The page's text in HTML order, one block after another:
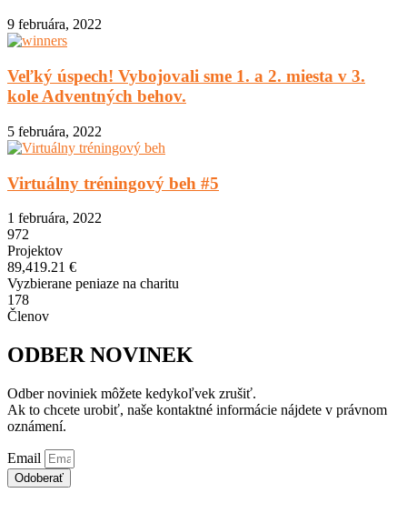
9 februára, 2022
Veľký úspech! Vybojovali sme 1. a 2. miesta v 3.
kole Adventných behov.
5 februára, 2022
Virtuálny tréningový beh #5
1 februára, 2022
972
Projektov
89,419.21 €
Vyzbierane peniaze na charitu
178
Členov
ODBER NOVINEK
Odber noviniek môžete kedykoľvek zrušiť.
Ak to chcete urobiť, naše kontaktné informácie nájdete v právnom
oznámení.
Email
Odoberať